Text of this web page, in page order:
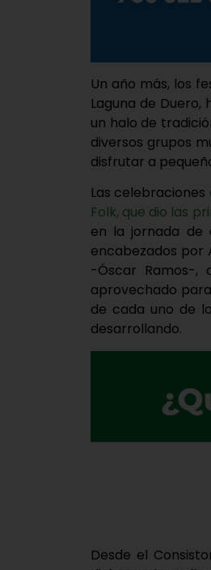
Un año más, los
Laguna de
un halo de
diversos grupos
disfrutar a
Las celebraciones
Folk, que dio las
en la jornada de
encabezados por
-Óscar Ramos-,
aprovechado
de cada uno de
desarrollando.
Desde el